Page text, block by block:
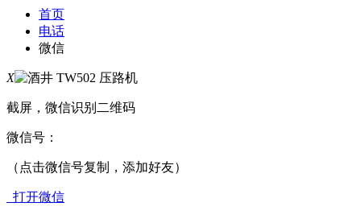
首页
电话
微信
X
截屏，微信识别二维码
微信号：
（点击微信号复制，添加好友）
打开微信